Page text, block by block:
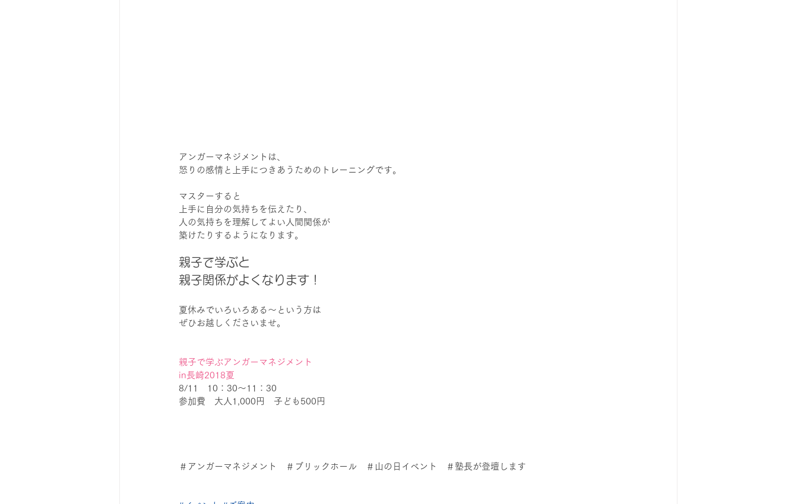
アンガーマネジメントは、
怒りの感情と上手につきあうためのトレーニングです。
マスターすると
上手に自分の気持ちを伝えたり、
人の気持ちを理解してよい人間関係が
築けたりするようになります。
親子で学ぶと
親子関係がよくなります！
夏休みでいろいろある～という方は
ぜひお越しくださいませ。
親子で学ぶアンガーマネジメント
in長崎2018夏
8/11　10：30～11：30
参加費　大人1,000円　子ども500円
＃アンガーマネジメント　＃ブリックホール　＃山の日イベント　＃塾長が登壇します